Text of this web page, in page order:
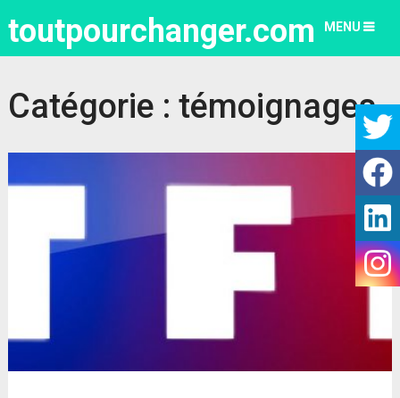
toutpourchanger.com MENU
Catégorie : témoignages